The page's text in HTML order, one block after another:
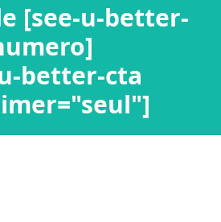
[see-u-better-
better-cta